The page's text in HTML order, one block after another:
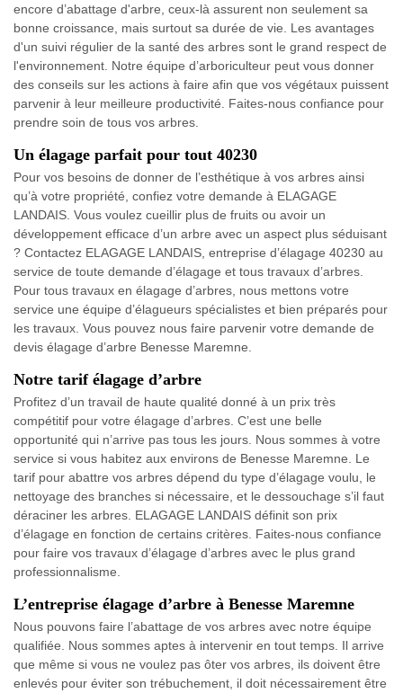
encore d’abattage d'arbre, ceux-là assurent non seulement sa
bonne croissance, mais surtout sa durée de vie. Les avantages
d'un suivi régulier de la santé des arbres sont le grand respect de
l'environnement. Notre équipe d’arboriculteur peut vous donner
des conseils sur les actions à faire afin que vos végétaux puissent
parvenir à leur meilleure productivité. Faites-nous confiance pour
prendre soin de tous vos arbres.
Un élagage parfait pour tout 40230
Pour vos besoins de donner de l’esthétique à vos arbres ainsi
qu’à votre propriété, confiez votre demande à ELAGAGE
LANDAIS. Vous voulez cueillir plus de fruits ou avoir un
développement efficace d’un arbre avec un aspect plus séduisant
? Contactez ELAGAGE LANDAIS, entreprise d’élagage 40230 au
service de toute demande d’élagage et tous travaux d’arbres.
Pour tous travaux en élagage d’arbres, nous mettons votre
service une équipe d’élagueurs spécialistes et bien préparés pour
les travaux. Vous pouvez nous faire parvenir votre demande de
devis élagage d’arbre Benesse Maremne.
Notre tarif élagage d’arbre
Profitez d’un travail de haute qualité donné à un prix très
compétitif pour votre élagage d’arbres. C’est une belle
opportunité qui n’arrive pas tous les jours. Nous sommes à votre
service si vous habitez aux environs de Benesse Maremne. Le
tarif pour abattre vos arbres dépend du type d’élagage voulu, le
nettoyage des branches si nécessaire, et le dessouchage s’il faut
déraciner les arbres. ELAGAGE LANDAIS définit son prix
d’élagage en fonction de certains critères. Faites-nous confiance
pour faire vos travaux d’élagage d’arbres avec le plus grand
professionnalisme.
L’entreprise élagage d’arbre à Benesse Maremne
Nous pouvons faire l’abattage de vos arbres avec notre équipe
qualifiée. Nous sommes aptes à intervenir en tout temps. Il arrive
que même si vous ne voulez pas ôter vos arbres, ils doivent être
enlevés pour éviter son trébuchement, il doit nécessairement être